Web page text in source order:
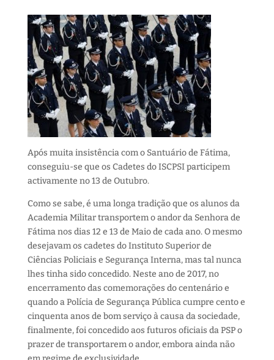
Após muita insistência com o Santuário de Fátima,
conseguiu-se que os Cadetes do ISCPSI participem
activamente no 13 de Outubro.
Como se sabe, é uma longa tradição que os alunos da
Academia Militar transportem o andor da Senhora de
Fátima nos dias 12 e 13 de Maio de cada ano. O mesmo
desejavam os cadetes do Instituto Superior de
Ciências Policiais e Segurança Interna, mas tal nunca
lhes tinha sido concedido. Neste ano de 2017, no
encerramento das comemorações do centenário e
quando a Polícia de Segurança Pública cumpre cento e
cinquenta anos de bom serviço à causa da sociedade,
finalmente, foi concedido aos futuros oficiais da PSP o
prazer de transportarem o andor, embora ainda não